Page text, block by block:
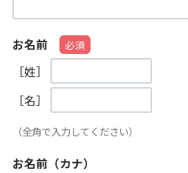
お名前
［姓］
［名］
（全角で入力してください）
お名前（カナ）